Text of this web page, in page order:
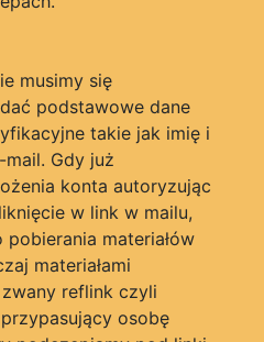
musimy się
podstawowe dane
takie jak imię i
Gdy już
konta autoryzując
w link w mailu,
materiałów
materiałami
reflink czyli
osobę